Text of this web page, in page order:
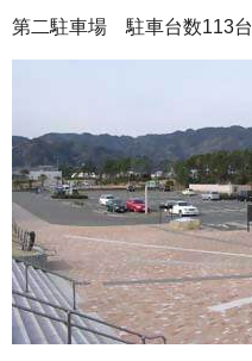
第二駐車場 駐車台数113台